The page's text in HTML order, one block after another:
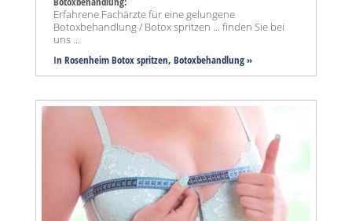
Erfahrene Fachärzte für eine gelungene
Botoxbehandlung / Botox spritzen ... finden Sie bei
uns ...
In Rosenheim Botox spritzen, Botoxbehandlung »